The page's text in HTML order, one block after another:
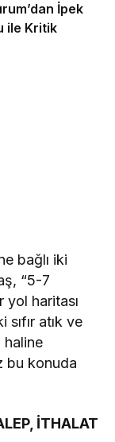
İpek
ile Kritik
bağlı iki
“5-7
yol haritası
atık ve
haline
bu konuda
İTHALAT